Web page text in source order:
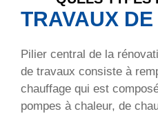
TRAVAUX
Pilier central de la
de travaux consiste à
chauffage qui est
pompes à chaleur, de